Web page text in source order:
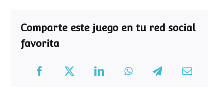
Comparte este juego en tu red social
favorita